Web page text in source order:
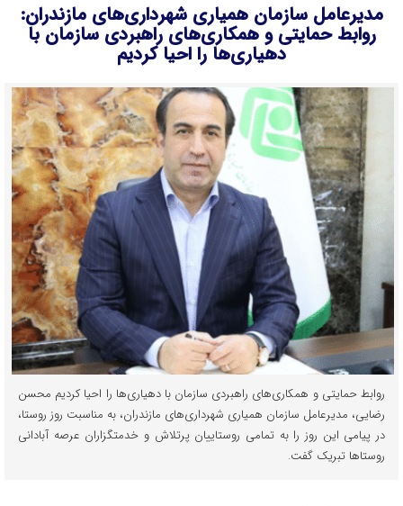
مدیرعامل سازمان همیاری شهرداری‌های مازندران:
روابط حمایتی و همکاری‌های راهبردی سازمان با
دهیاری‌ها را احیا کردیم
روابط حمایتی و همکاری‌های راهبردی سازمان با دهیاری‌ها را احیا کردیم محسن
رضایی، مدیرعامل سازمان همیاری شهرداری‌های مازندران، به مناسبت روز روستا،
در پیامی این روز را به تمامی روستاییان پرتلاش و خدمتگزاران عرصه آبادانی
روستاها تبریک گفت.